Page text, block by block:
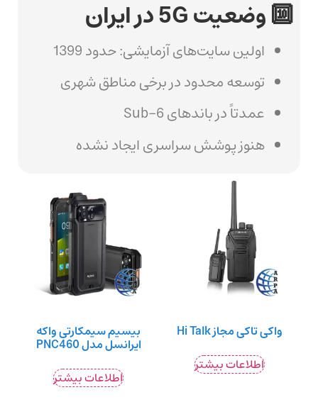
🔟 وضعیت 5G در ایران
اولین سایت‌های آزمایشی: حدود 1399
توسعه محدود در برخی مناطق شهری
عمدتاً در باندهای Sub-6
هنوز پوشش سراسری ایجاد نشده
واکی تاکی مجاز Hi Talk
اطلاعات بیشتر
بیسیم سیمکارتی واکه
ایرانسل مدل PNC460
اطلاعات بیشتر